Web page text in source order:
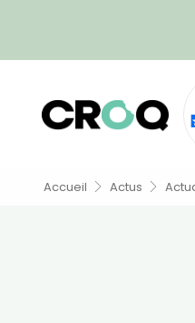
Accueil Actus